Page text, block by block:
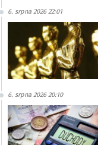
6. srpna 2026 22:01
6. srpna 2026 20:10